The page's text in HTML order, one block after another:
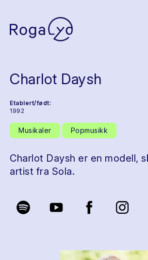
Charlot Daysh
Etablert/født:
1992
Musikaler Popmusikk
Charlot Daysh er en modell,
artist fra Sola.